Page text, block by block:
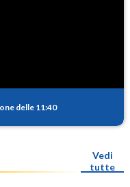
delle 11:40
Vedi
tutte